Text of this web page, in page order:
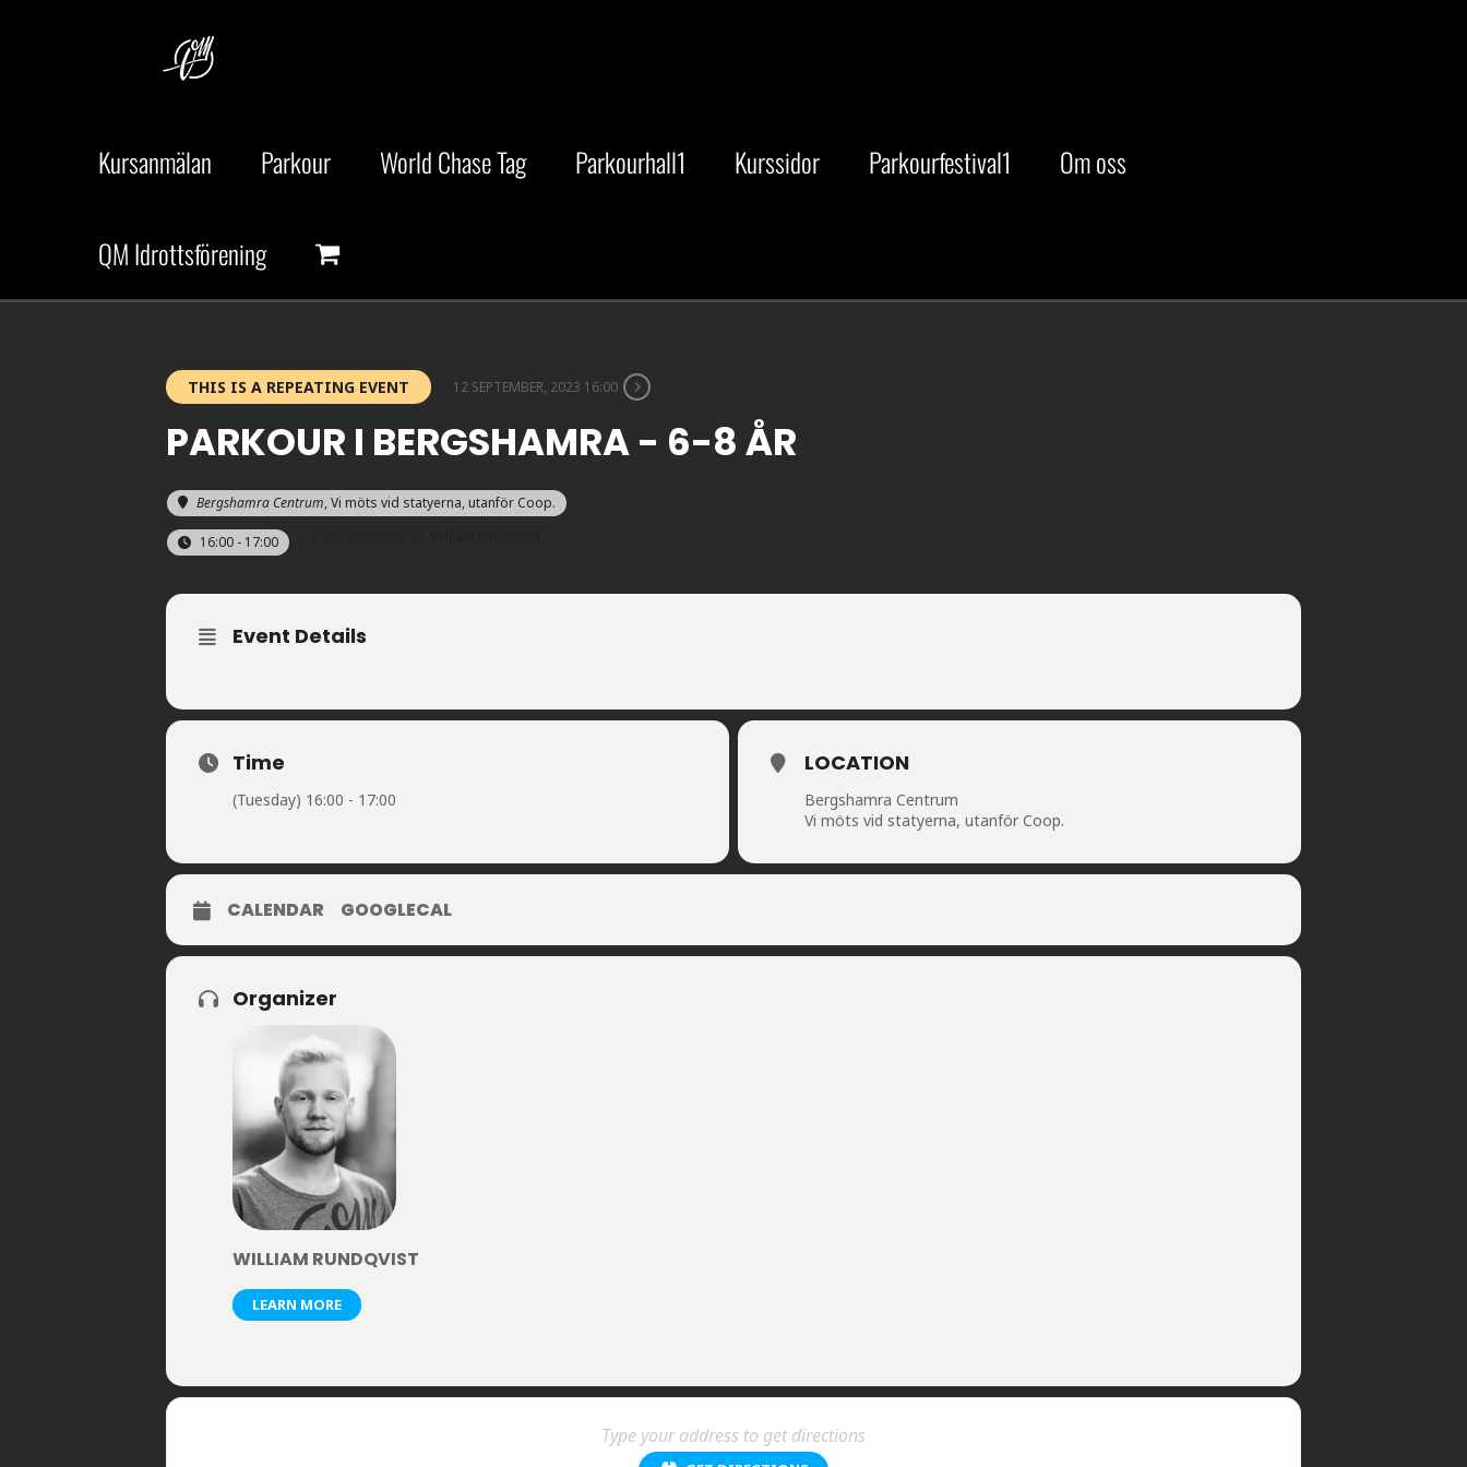
Kursanmälan Parkour World Chase Tag Parkourhall1 Kurssidor Parkourfestival1 Om oss
QM Idrottsförening
THIS IS A REPEATING EVENT 12 SEPTEMBER, 2023 16:00
PARKOUR I BERGSHAMRA - 6-8 ÅR
Bergshamra Centrum, Vi möts vid statyerna, utanför Coop.
16:00 - 17:00
Event Details
Time
(Tuesday) 16:00 - 17:00
LOCATION
Bergshamra Centrum
Vi möts vid statyerna, utanför Coop.
CALENDAR GOOGLECAL
Organizer
WILLIAM RUNDQVIST
LEARN MORE